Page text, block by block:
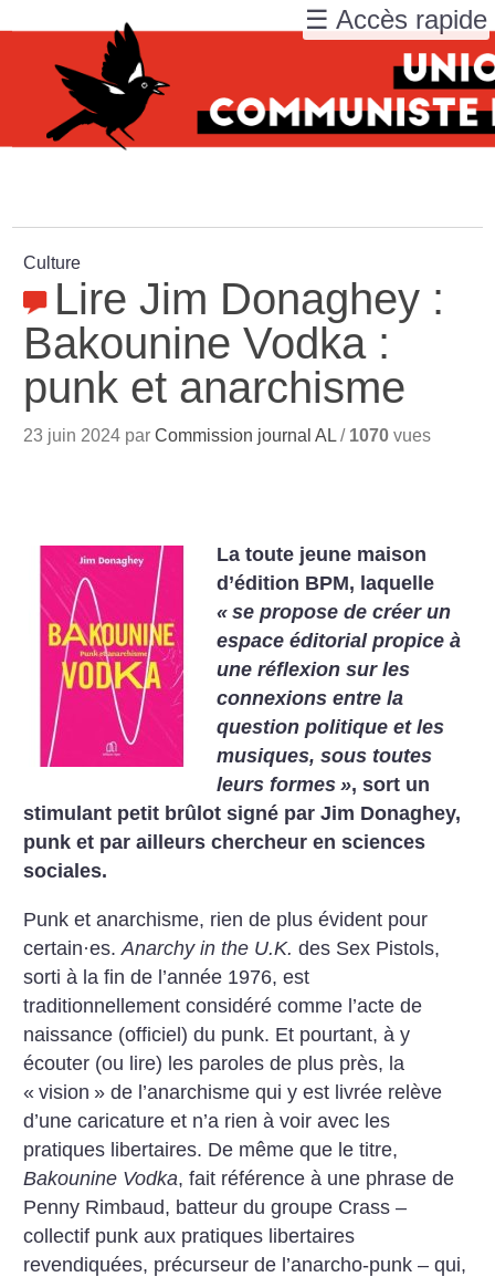
Culture
Lire Jim Donaghey :
Bakounine Vodka :
punk et anarchisme
23 juin 2024 parCommission journal AL / 1070 vues
La toute jeune maison
d’édition BPM, laquelle
« se propose de créer un
espace éditorial propice à
une réflexion sur les
connexions entre la
question politique et les
musiques, sous toutes
leurs formes », sort un
stimulant petit brûlot signé par Jim Donaghey,
punk et par ailleurs chercheur en sciences
sociales.
Punk et anarchisme, rien de plus évident pour
certain·es.Anarchy in the U.K. des Sex Pistols,
sorti à la fin de l’année 1976, est
traditionnellement considéré comme l’acte de
naissance (officiel) du punk. Et pourtant, à y
écouter (ou lire) les paroles de plus près, la
« vision » de l’anarchisme qui y est livrée relève
d’une caricature et n’a rien à voir avec les
pratiques libertaires. De même que le titre,
Bakounine Vodka, fait référence à une phrase de
Penny Rimbaud, batteur du groupe Crass –
collectif punk aux pratiques libertaires
revendiquées, précurseur de l’anarcho-punk – qui,
☰ Accès rapide